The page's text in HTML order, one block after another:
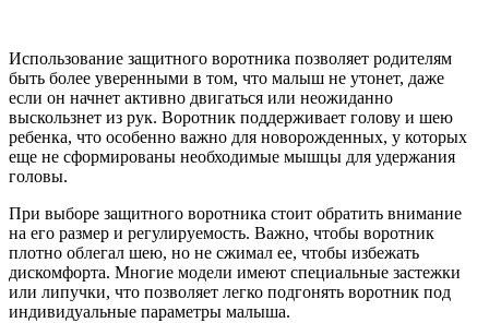
Использование защитного воротника позволяет родителям
быть более уверенными в том, что малыш не утонет, даже
если он начнет активно двигаться или неожиданно
выскользнет из рук. Воротник поддерживает голову и шею
ребенка, что особенно важно для новорожденных, у которых
еще не сформированы необходимые мышцы для удержания
головы.
При выборе защитного воротника стоит обратить внимание
на его размер и регулируемость. Важно, чтобы воротник
плотно облегал шею, но не сжимал ее, чтобы избежать
дискомфорта. Многие модели имеют специальные застежки
или липучки, что позволяет легко подгонять воротник под
индивидуальные параметры малыша.